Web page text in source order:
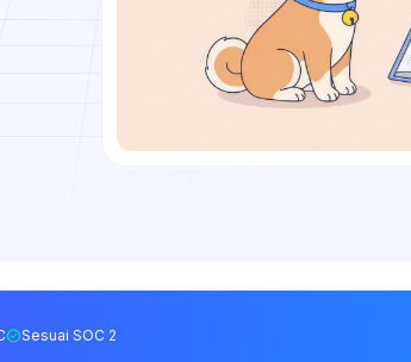
Sesuai SOC 2